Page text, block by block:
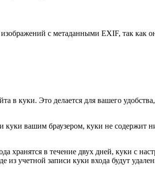
с метаданными EXIF, так как
в куки. Это делается для вашего
куки вашим браузером, куки не содержит
хранятся в течение двух дней, куки с
из учетной записи куки входа будут